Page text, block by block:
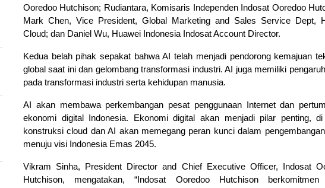
Ooredoo Hutchison; Rudiantara, Komisaris Independen Indosat Ooredoo
Mark Chen, Vice President, Global Marketing and Sales Service Dept,
Cloud; dan Daniel Wu, Huawei Indonesia Indosat Account Director.
Kedua belah pihak sepakat bahwa AI telah menjadi pendorong kemajuan
global saat ini dan gelombang transformasi industri. AI juga memiliki
pada transformasi industri serta kehidupan manusia.
AI akan membawa perkembangan pesat penggunaan Internet dan
ekonomi digital Indonesia. Ekonomi digital akan menjadi pilar penting,
konstruksi cloud dan AI akan memegang peran kunci dalam
menuju visi Indonesia Emas 2045.
Vikram Sinha, President Director and Chief Executive Officer, Indosat
Hutchison, mengatakan, “Indosat Ooredoo Hutchison berkomitmen